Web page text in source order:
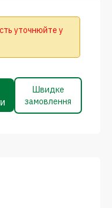
уточнюйте у
Швидке
замовлення